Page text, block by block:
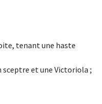
tenant une haste
sceptre et une Victoriola ;